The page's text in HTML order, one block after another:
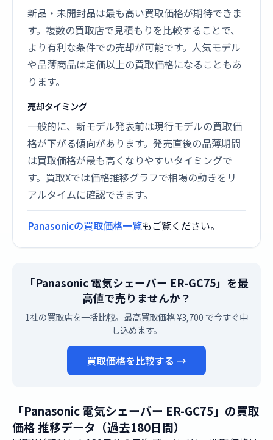
新品・未開封品は最も高い買取価格が期待できま
す。複数の買取店で見積もりを比較することで、
より有利な条件での売却が可能です。人気モデル
や品薄商品は定価以上の買取価格になることもあ
ります。
売却タイミング
一般的に、新モデル発表前は現行モデルの買取価
格が下がる傾向があります。発売直後の品薄期間
は買取価格が最も高くなりやすいタイミングで
す。買取Xでは価格推移グラフで相場の動きをリ
アルタイムに確認できます。
Panasonicの買取価格一覧もご覧ください。
「Panasonic 電気シェーバー ER-GC75」を最
高値で売りませんか？
1社の買取店を一括比較。最高買取価格 ¥3,700 で今すぐ申
し込めます。
買取価格を比較する →
「Panasonic 電気シェーバー ER-GC75」の買取
価格 推移データ（過去180日間）